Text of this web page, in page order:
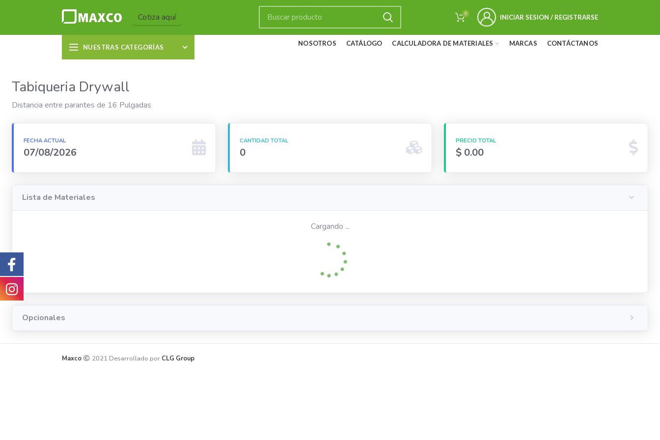
Cotiza aquí 0 INICIAR SESION / REGISTRARSE
NUESTRAS CATEGORÍAS NOSOTROS CATÁLOGO CALCULADORA DE MATERIALES MARCAS CONTÁCTANOS
Tabiqueria Drywall
Distancia entre parantes de 16 Pulgadas
FECHA ACTUAL
07/08/2026
CANTIDAD TOTAL
0
PRECIO TOTAL
$ 0.00
Lista de Materiales
Cargando ...
Opcionales
Maxco 2021 Desarrollado por CLG Group